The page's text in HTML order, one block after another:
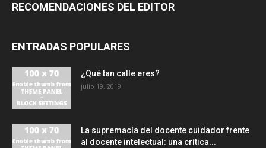
RECOMENDACIONES DEL EDITOR
ENTRADAS POPULARES
¿Qué tan calle eres?
julio 19, 2019
La supremacía del docente cuidador frente
al docente intelectual: una crítica...